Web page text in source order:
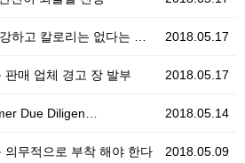
2018.05.17
하고 칼로리는 없다는 …
2018.05.17
매 업체 경고 장 발부
2018.05.14
Due Diligen…
2018.05.09
의무적으로 부착 해야 한다